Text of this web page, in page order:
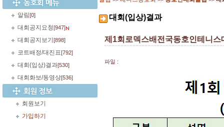
알림[0]
대회공지요청[947]
대회공지보기 [898]
코트배정/대진표[792]
대회(입상)결과[530]
대회화보/동영상[536]
회원보기
가입하기
대회(입상)결과
제1회로덱스배전국동호인테니
파일 :